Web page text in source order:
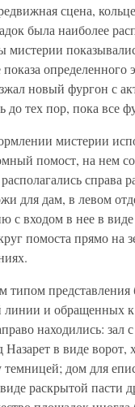
сцена,
была наиболее
мистерии
новый фургон с
до тех пор, пока все
мистерии
помост, на нем
справа
для дам, в левом
с входом в нее в
помоста прямо на
типом
линии и обращенных
находились:
в виде ворот,
темницей; дом для
раскрытой пасти